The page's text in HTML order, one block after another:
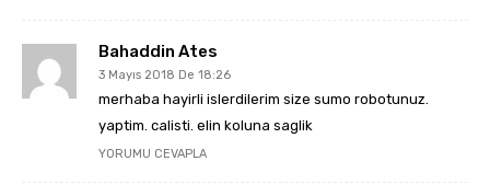
Bahaddin Ates
3 Mayıs 2018 De 18:26
merhaba hayirli islerdilerim size sumo robotunuz.
yaptim. calisti. elin koluna saglik
YORUMU CEVAPLA